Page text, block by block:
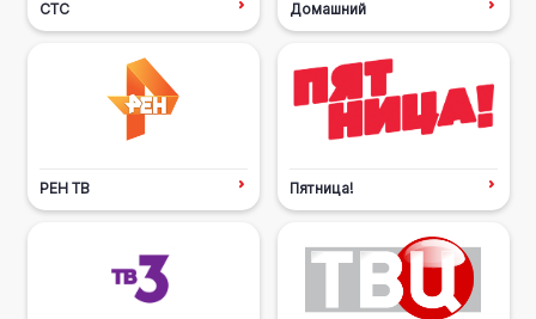
СТС Домашний
РЕН ТВ Пятница!